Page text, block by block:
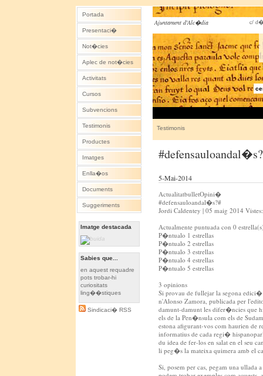
Portada
Presentaci�
Not�cies
Aplec de not�cies
Activitats
Cursos
Subvencions
Testimonis
Productes
Imatges
Enlla�os
Documents
Suggeriments
Imatge destacada
Sabies que...
en aquest requadre
pots trobar-hi
curiositats
ling��stiques
Sindicaci� RSS
Ajuntament d'Alc�dia c/
Testimonis
5-Mai-2014
ActualitatbulletOpini�
#defensauloandal�s?#
Jordi Caldentey | 05 maig 2014
Actualmente puntuada con 0
P�ntualo 1 estrellas
P�ntualo 2 estrellas
P�ntualo 3 estrellas
P�ntualo 4 estrellas
P�ntualo 5 estrellas
3 opinions
Si provau de fullejar la segona
n'Alonso Zamora, publicada per
damunt-damunt les difer�ncies que
els de la Pen�nsula com els de
estona afigurant-vos com haurien de
informatius de cada regi�
du idea de fer-los en salat en el seu
li peg�s la mateixa quimera amb el
Si, posem per cas, pegam una